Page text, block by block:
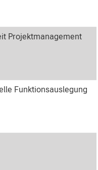
Projektmanagement
Funktionsauslegung